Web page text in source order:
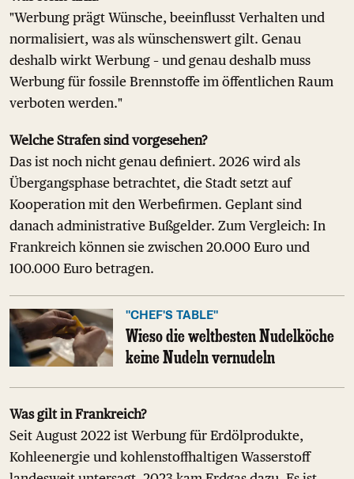
"Werbung prägt Wünsche, beeinflusst Verhalten und
normalisiert, was als wünschenswert gilt. Genau
deshalb wirkt Werbung – und genau deshalb muss
Werbung für fossile Brennstoffe im öffentlichen Raum
verboten werden."
Welche Strafen sind vorgesehen?
Das ist noch nicht genau definiert. 2026 wird als
Übergangsphase betrachtet, die Stadt setzt auf
Kooperation mit den Werbefirmen. Geplant sind
danach administrative Bußgelder. Zum Vergleich: In
Frankreich können sie zwischen 20.000 Euro und
100.000 Euro betragen.
"CHEF'S TABLE"
Wieso die weltbesten Nudelköche
keine Nudeln vernudeln
Was gilt in Frankreich?
Seit August 2022 ist Werbung für Erdölprodukte,
Kohleenergie und kohlenstoffhaltigen Wasserstoff